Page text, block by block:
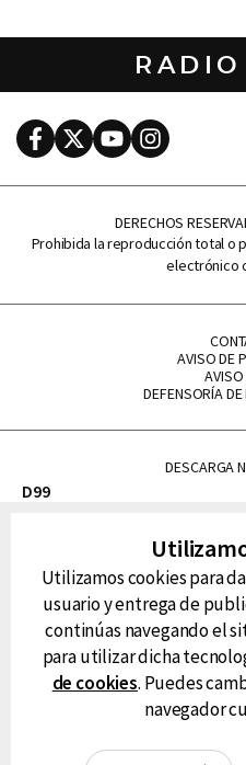
RADIO
FacebookTwitterYoutubeInstagram
DERECHOS
Prohibida la reproducción total o
electrónico
AVISO DE
AVISO
DEFENSORÍA
DESCARGA
D99
FM Tu
RG Deportiva
Classic FM
Utilizamos cookies para
usuario y entrega de
continúas navegando el
para utilizar dicha
de cookies. Puedes
navegador